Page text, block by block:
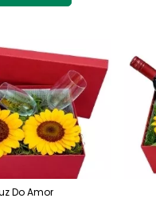
Do Amor